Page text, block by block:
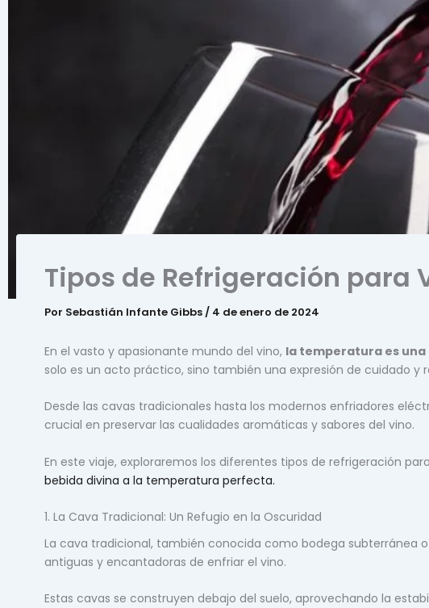
Tipos de Refrigeración para
Por Sebastián Infante Gibbs / 4 de enero de 2024
En el vasto y apasionante mundo del vino, la temperatura es
solo es un acto práctico, sino también una expresión de cuidado y
Desde las cavas tradicionales hasta los modernos enfriadores
crucial en preservar las cualidades aromáticas y sabores del vino.
En este viaje, exploraremos los diferentes tipos de refrigeración
bebida divina a la temperatura perfecta.
1. La Cava Tradicional: Un Refugio en la Oscuridad
La cava tradicional, también conocida como bodega subterránea
antiguas y encantadoras de enfriar el vino.
Estas cavas se construyen debajo del suelo, aprovechando la